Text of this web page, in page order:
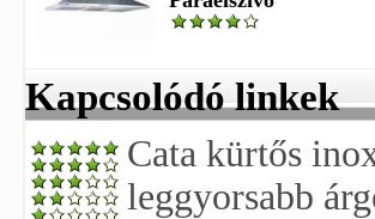
Kapcsolódó linkek
Cata kürtős
leggyorsabb